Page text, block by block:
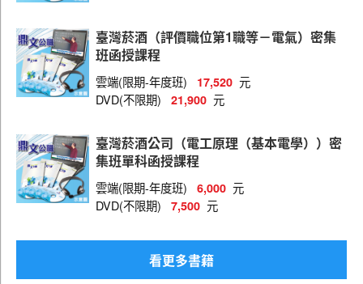
評價職位(土木)
評價職位(電子電機)
評價職位(鍋爐)
評價職位(化工)
評價職位(食品化工)
評價職位(資訊技術)
評價職位(水電)
臺灣菸酒（評價職位第1職等－電氣）密集
班函授課程
雲端(限期-年度班) 17,520 元
DVD(不限期)
21,900 元
臺灣菸酒公司（電工原理（基本電學））密
集班單科函授課程
雲端(限期-年度班) 6,000 元
DVD(不限期)
7,500 元
看更多書籍